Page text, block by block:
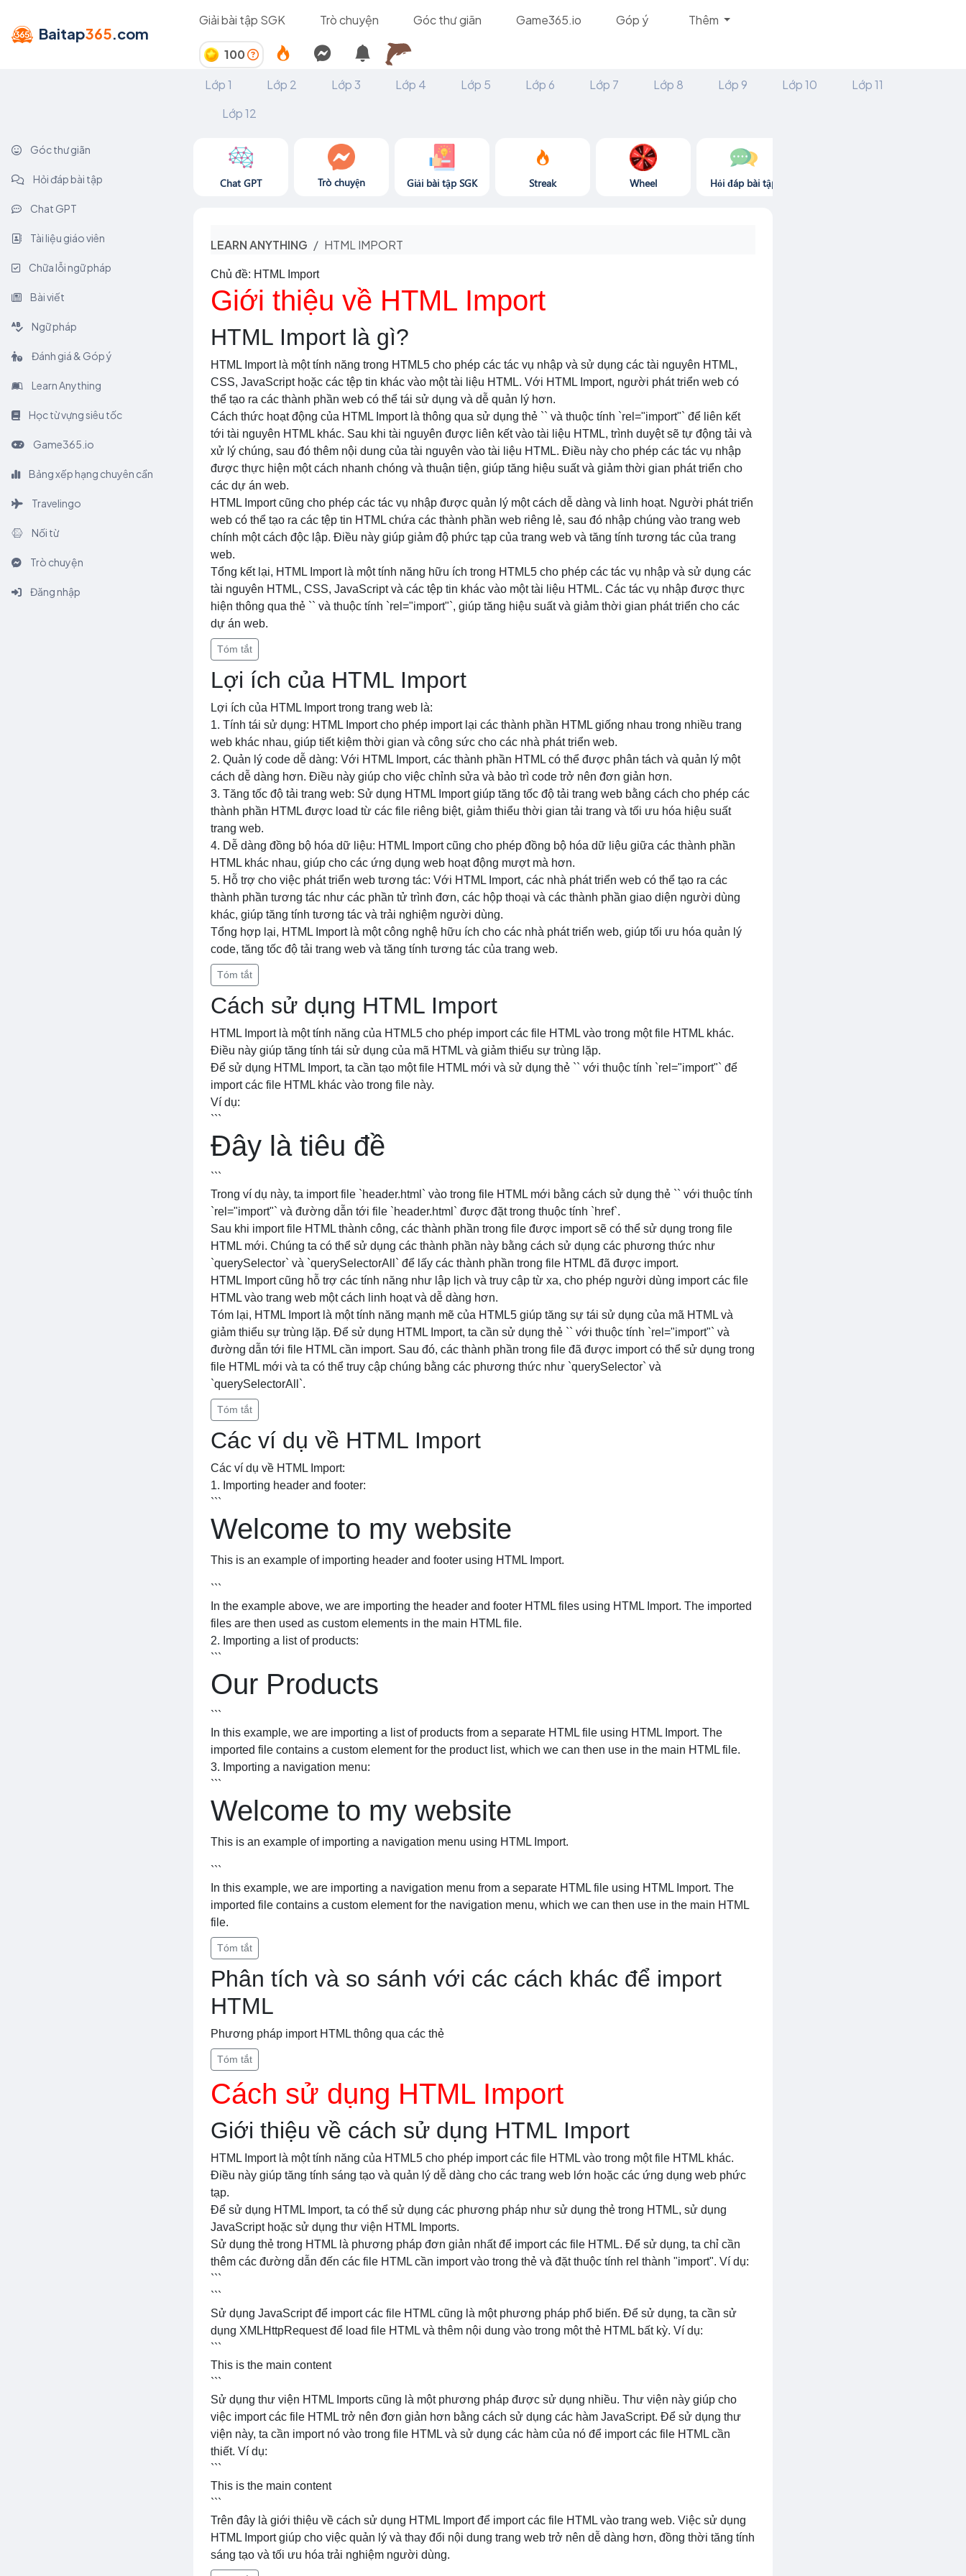
Baitap365.com
Giải bài tập SGK Trò chuyện Góc thư giãn Game365.io Góp ý Thêm
100
Lớp 1
Lớp 2 Lớp 3 Lớp 4 Lớp 5 Lớp 6 Lớp 7 Lớp 8 Lớp 9 Lớp 10
Lớp 11
Lớp 12
Góc thư giãn
Hỏi đáp bài tập
Chat GPT
Tài liệu giáo viên
Chữa lỗi ngữ pháp
Bài viết
Ngữ pháp
Đánh giá & Góp ý
Learn Anything
Học từ vựng siêu tốc
Game365.io
Bảng xếp hạng chuyên cần
Travelingo
Nối từ
Trò chuyện
Đăng nhập
Chat GPT Trò chuyện Giải bài tập SGK Streak Wheel Hỏi đáp bài tập
LEARN ANYTHING HTML IMPORT
Chủ đề: HTML Import
Giới thiệu về HTML Import
HTML Import là gì?
HTML Import là một tính năng trong HTML5 cho phép các tác vụ nhập và sử dụng các tài nguyên HTML,
CSS, JavaScript hoặc các tệp tin khác vào một tài liệu HTML. Với HTML Import, người phát triển web có
thể tạo ra các thành phần web có thể tái sử dụng và dễ quản lý hơn.
Cách thức hoạt động của HTML Import là thông qua sử dụng thẻ `` và thuộc tính `rel="import"` để liên kết
tới tài nguyên HTML khác. Sau khi tài nguyên được liên kết vào tài liệu HTML, trình duyệt sẽ tự động tải và
xử lý chúng, sau đó thêm nội dung của tài nguyên vào tài liệu HTML. Điều này cho phép các tác vụ nhập
được thực hiện một cách nhanh chóng và thuận tiện, giúp tăng hiệu suất và giảm thời gian phát triển cho
các dự án web.
HTML Import cũng cho phép các tác vụ nhập được quản lý một cách dễ dàng và linh hoạt. Người phát triển
web có thể tạo ra các tệp tin HTML chứa các thành phần web riêng lẻ, sau đó nhập chúng vào trang web
chính một cách độc lập. Điều này giúp giảm độ phức tạp của trang web và tăng tính tương tác của trang
web.
Tổng kết lại, HTML Import là một tính năng hữu ích trong HTML5 cho phép các tác vụ nhập và sử dụng các
tài nguyên HTML, CSS, JavaScript và các tệp tin khác vào một tài liệu HTML. Các tác vụ nhập được thực
hiện thông qua thẻ `` và thuộc tính `rel="import"`, giúp tăng hiệu suất và giảm thời gian phát triển cho các
dự án web.
Tóm tắt
Lợi ích của HTML Import
Lợi ích của HTML Import trong trang web là:
1. Tính tái sử dụng: HTML Import cho phép import lại các thành phần HTML giống nhau trong nhiều trang
web khác nhau, giúp tiết kiệm thời gian và công sức cho các nhà phát triển web.
2. Quản lý code dễ dàng: Với HTML Import, các thành phần HTML có thể được phân tách và quản lý một
cách dễ dàng hơn. Điều này giúp cho việc chỉnh sửa và bảo trì code trở nên đơn giản hơn.
3. Tăng tốc độ tải trang web: Sử dụng HTML Import giúp tăng tốc độ tải trang web bằng cách cho phép các
thành phần HTML được load từ các file riêng biệt, giảm thiểu thời gian tải trang và tối ưu hóa hiệu suất
trang web.
4. Dễ dàng đồng bộ hóa dữ liệu: HTML Import cũng cho phép đồng bộ hóa dữ liệu giữa các thành phần
HTML khác nhau, giúp cho các ứng dụng web hoạt động mượt mà hơn.
5. Hỗ trợ cho việc phát triển web tương tác: Với HTML Import, các nhà phát triển web có thể tạo ra các
thành phần tương tác như các phần tử trình đơn, các hộp thoại và các thành phần giao diện người dùng
khác, giúp tăng tính tương tác và trải nghiệm người dùng.
Tổng hợp lại, HTML Import là một công nghệ hữu ích cho các nhà phát triển web, giúp tối ưu hóa quản lý
code, tăng tốc độ tải trang web và tăng tính tương tác của trang web.
Tóm tắt
Cách sử dụng HTML Import
HTML Import là một tính năng của HTML5 cho phép import các file HTML vào trong một file HTML khác.
Điều này giúp tăng tính tái sử dụng của mã HTML và giảm thiểu sự trùng lặp.
Để sử dụng HTML Import, ta cần tạo một file HTML mới và sử dụng thẻ `` với thuộc tính `rel="import"` để
import các file HTML khác vào trong file này.
Ví dụ:
```
Đây là tiêu đề
```
Trong ví dụ này, ta import file `header.html` vào trong file HTML mới bằng cách sử dụng thẻ `` với thuộc tính
`rel="import"` và đường dẫn tới file `header.html` được đặt trong thuộc tính `href`.
Sau khi import file HTML thành công, các thành phần trong file được import sẽ có thể sử dụng trong file
HTML mới. Chúng ta có thể sử dụng các thành phần này bằng cách sử dụng các phương thức như
`querySelector` và `querySelectorAll` để lấy các thành phần trong file HTML đã được import.
HTML Import cũng hỗ trợ các tính năng như lập lịch và truy cập từ xa, cho phép người dùng import các file
HTML vào trang web một cách linh hoạt và dễ dàng hơn.
Tóm lại, HTML Import là một tính năng mạnh mẽ của HTML5 giúp tăng sự tái sử dụng của mã HTML và
giảm thiểu sự trùng lặp. Để sử dụng HTML Import, ta cần sử dụng thẻ `` với thuộc tính `rel="import"` và
đường dẫn tới file HTML cần import. Sau đó, các thành phần trong file đã được import có thể sử dụng trong
file HTML mới và ta có thể truy cập chúng bằng các phương thức như `querySelector` và
`querySelectorAll`.
Tóm tắt
Các ví dụ về HTML Import
Các ví dụ về HTML Import:
1. Importing header and footer:
```
Welcome to my website
This is an example of importing header and footer using HTML Import.
```
In the example above, we are importing the header and footer HTML files using HTML Import. The imported
files are then used as custom elements in the main HTML file.
2. Importing a list of products:
```
Our Products
```
In this example, we are importing a list of products from a separate HTML file using HTML Import. The
imported file contains a custom element for the product list, which we can then use in the main HTML file.
3. Importing a navigation menu:
```
Welcome to my website
This is an example of importing a navigation menu using HTML Import.
```
In this example, we are importing a navigation menu from a separate HTML file using HTML Import. The
imported file contains a custom element for the navigation menu, which we can then use in the main HTML
file.
Tóm tắt
Phân tích và so sánh với các cách khác để import
HTML
Phương pháp import HTML thông qua các thẻ
Tóm tắt
Cách sử dụng HTML Import
Giới thiệu về cách sử dụng HTML Import
HTML Import là một tính năng của HTML5 cho phép import các file HTML vào trong một file HTML khác.
Điều này giúp tăng tính sáng tạo và quản lý dễ dàng cho các trang web lớn hoặc các ứng dụng web phức
tạp.
Để sử dụng HTML Import, ta có thể sử dụng các phương pháp như sử dụng thẻ trong HTML, sử dụng
JavaScript hoặc sử dụng thư viện HTML Imports.
Sử dụng thẻ trong HTML là phương pháp đơn giản nhất để import các file HTML. Để sử dụng, ta chỉ cần
thêm các đường dẫn đến các file HTML cần import vào trong thẻ và đặt thuộc tính rel thành "import". Ví dụ:
```
```
Sử dụng JavaScript để import các file HTML cũng là một phương pháp phổ biến. Để sử dụng, ta cần sử
dụng XMLHttpRequest để load file HTML và thêm nội dung vào trong một thẻ HTML bất kỳ. Ví dụ:
```
This is the main content
```
Sử dụng thư viện HTML Imports cũng là một phương pháp được sử dụng nhiều. Thư viện này giúp cho
việc import các file HTML trở nên đơn giản hơn bằng cách sử dụng các hàm JavaScript. Để sử dụng thư
viện này, ta cần import nó vào trong file HTML và sử dụng các hàm của nó để import các file HTML cần
thiết. Ví dụ:
```
This is the main content
```
Trên đây là giới thiệu về cách sử dụng HTML Import để import các file HTML vào trang web. Việc sử dụng
HTML Import giúp cho việc quản lý và thay đổi nội dung trang web trở nên dễ dàng hơn, đồng thời tăng tính
sáng tạo và tối ưu hóa trải nghiệm người dùng.